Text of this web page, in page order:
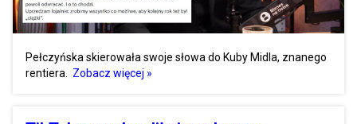
Pełczyńska skierowała swoje słowa do Kuby Midla, znanego
rentiera. Zobacz więcej »